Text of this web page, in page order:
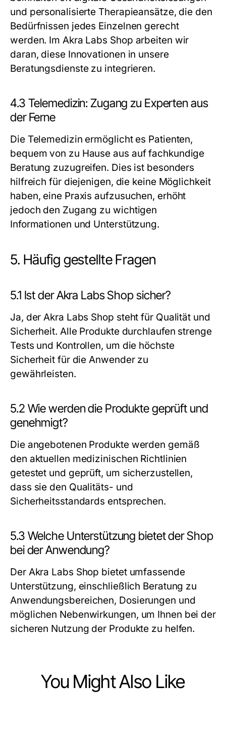
und personalisierte Therapieansätze, die den
Bedürfnissen jedes Einzelnen gerecht
werden. Im Akra Labs Shop arbeiten wir
daran, diese Innovationen in unsere
Beratungsdienste zu integrieren.
4.3 Telemedizin: Zugang zu Experten aus
der Ferne
Die Telemedizin ermöglicht es Patienten,
bequem von zu Hause aus auf fachkundige
Beratung zuzugreifen. Dies ist besonders
hilfreich für diejenigen, die keine Möglichkeit
haben, eine Praxis aufzusuchen, erhöht
jedoch den Zugang zu wichtigen
Informationen und Unterstützung.
5. Häufig gestellte Fragen
5.1 Ist der Akra Labs Shop sicher?
Ja, der Akra Labs Shop steht für Qualität und
Sicherheit. Alle Produkte durchlaufen strenge
Tests und Kontrollen, um die höchste
Sicherheit für die Anwender zu
gewährleisten.
5.2 Wie werden die Produkte geprüft und
genehmigt?
Die angebotenen Produkte werden gemäß
den aktuellen medizinischen Richtlinien
getestet und geprüft, um sicherzustellen,
dass sie den Qualitäts- und
Sicherheitsstandards entsprechen.
5.3 Welche Unterstützung bietet der Shop
bei der Anwendung?
Der Akra Labs Shop bietet umfassende
Unterstützung, einschließlich Beratung zu
Anwendungsbereichen, Dosierungen und
möglichen Nebenwirkungen, um Ihnen bei der
sicheren Nutzung der Produkte zu helfen.
You Might Also Like